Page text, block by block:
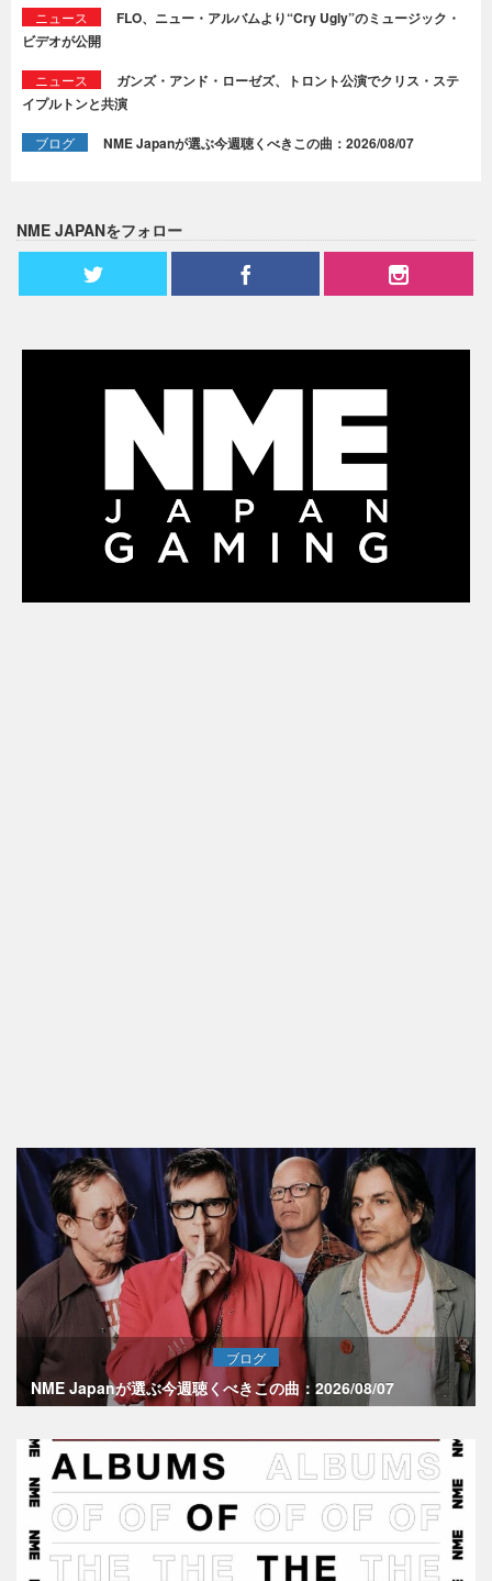
ニュース
FLO、ニュー・アルバムより“Cry Ugly”のミュージック・
ビデオが公開
ニュース
ガンズ・アンド・ローゼズ、トロント公演でクリス・ステ
イプルトンと共演
ブログ NME Japanが選ぶ今週聴くべきこの曲：2026/08/07
NME JAPANをフォロー
ブログ
NME Japanが選ぶ今週聴くべきこの曲：2026/08/07